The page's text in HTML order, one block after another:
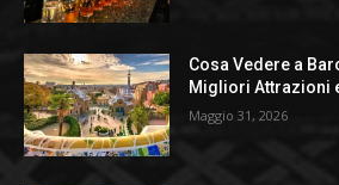
Cosa Vedere a
Migliori Attrazioni
Maggio 31, 2026